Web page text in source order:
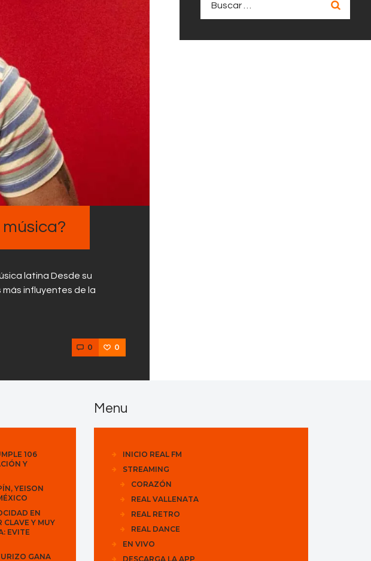
latina Desde su
más influyentes de la
0 0
106
Y
YEISON
EN
CLAVE Y MUY
EVITE
GANA
Menu
INICIO REAL FM
STREAMING
CORAZÓN
REAL VALLENATA
REAL RETRO
REAL DANCE
EN VIVO
DESCARGA LA APP